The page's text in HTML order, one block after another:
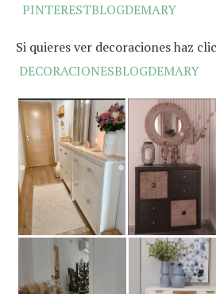
PINTERESTBLOGDEMARY
Si quieres ver decoraciones haz
DECORACIONESBLOGDEMARY